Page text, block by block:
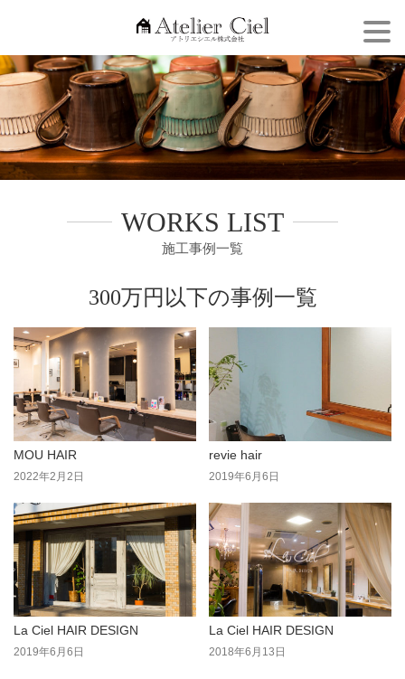
WORKS LIST
施工事例一覧
300万円以下の事例一覧
MOU HAIR
2022年2月2日
revie hair
2019年6月6日
La Ciel HAIR DESIGN
2019年6月6日
La Ciel HAIR DESIGN
2018年6月13日